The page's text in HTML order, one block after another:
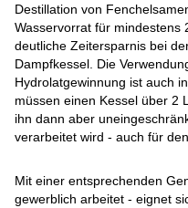
Destillation von
Wasservorrat für mindestens
deutliche Zeitersparnis bei
Dampfkessel. Die
Hydrolatgewinnung ist auch
müssen einen Kessel über 2
ihn dann aber
verarbeitet wird - auch für
Mit einer entsprechenden
gewerblich arbeitet - eignet